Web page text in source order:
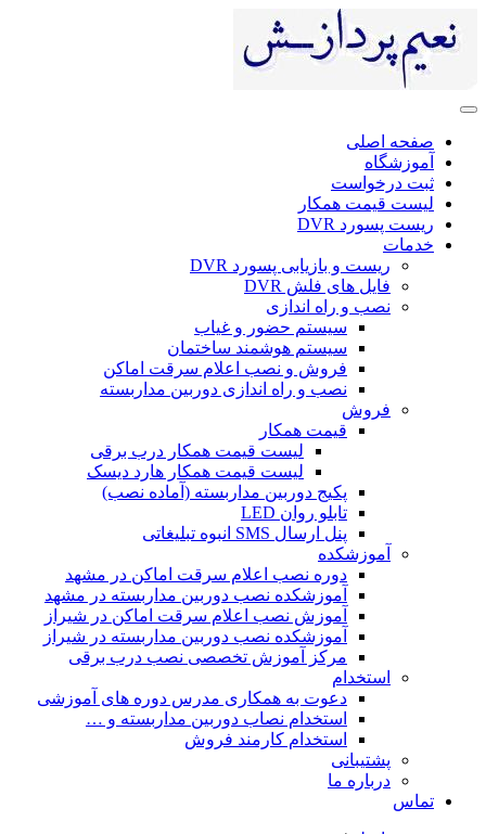
صفحه اصلی
آموزشگاه
ثبت درخواست
لیست قیمت همکار
ریست پسورد DVR
خدمات
ریست و بازیابی پسورد DVR
فایل های فلش DVR
نصب و راه اندازی
سیستم حضور و غیاب
سیستم هوشمند ساختمان
فروش و نصب اعلام سرقت اماکن
نصب و راه اندازی دوربین مداربسته
فروش
قیمت همکار
لیست قیمت همکار درب برقی
لیست قیمت همکار هارد دیسک
پکیج دوربین مداربسته (آماده نصب)
تابلو روان LED
پنل ارسال SMS انبوه تبلیغاتی
آموزشکده
دوره نصب اعلام سرقت اماکن در مشهد
آموزشکده نصب دوربین مداربسته در مشهد
آموزش نصب اعلام سرقت اماکن در شیراز
آموزشکده نصب دوربین مداربسته در شیراز
مرکز آموزش تخصصی نصب درب برقی
استخدام
دعوت به همکاری مدرس دوره های آموزشی
استخدام نصاب دوربین مداربسته و …
استخدام کارمند فروش
پشتیبانی
درباره ما
تماس